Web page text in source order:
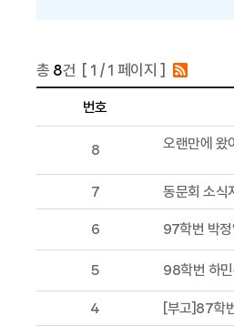
총 8건 [ 1 / 1 페이지 ]
번호
8 오랜만에 왔
7 동문회 소식
6 97학번 박
5 98학번 하
4 [부고]87학